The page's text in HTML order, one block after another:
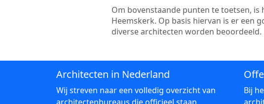
Om bovenstaande punten te toetsen,
Heemskerk. Op basis hiervan is er een
diverse architecten worden beoordeeld.
Architecten in Nederland
Wij streven naar een volledig overzicht van
Bij